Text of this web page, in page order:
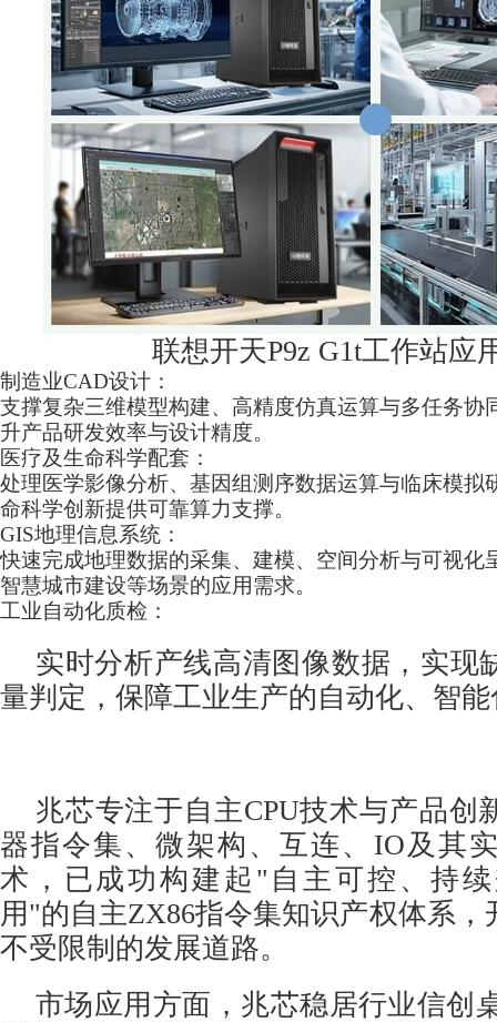
联想开天P9z G1t工作站应
制造业CAD设计：
支撑复杂三维模型构建、高精度仿真运算与多任务协
升产品研发效率与设计精度。
医疗及生命科学配套：
处理医学影像分析、基因组测序数据运算与临床模拟
命科学创新提供可靠算力支撑。
GIS地理信息系统：
快速完成地理数据的采集、建模、空间分析与可视化
智慧城市建设等场景的应用需求。
工业自动化质检：
实时分析产线高清图像数据，实现
量判定，保障工业生产的自动化、智
兆芯专注于自主CPU技术与产品创
器指令集、微架构、互连、IO及其
术，已成功构建起"自主可控、持
用"的自主ZX86指令集知识产权体系，
不受限制的发展道路。
市场应用方面，兆芯稳居行业信创